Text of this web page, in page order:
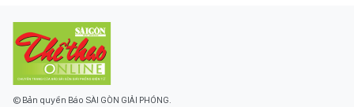
© Bản quyền Báo SÀI GÒN GIẢI PHÓNG.